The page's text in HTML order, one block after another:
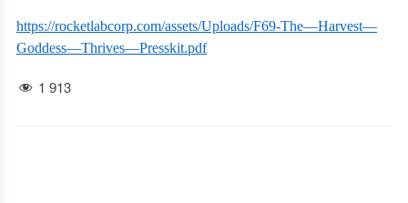
https://rocketlabcorp.com/assets/Uploads/F69-The—Harvest—
Goddess—Thrives—Presskit.pdf
1 913